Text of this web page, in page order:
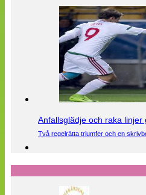
Anfallsglädje och raka
Två regelrätta triumfer och en